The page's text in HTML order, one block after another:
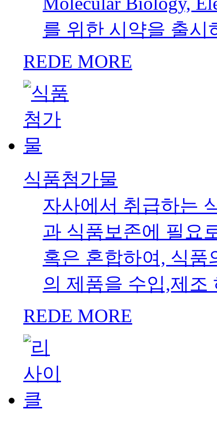
를 위한 시약을 출시
REDE MORE
식품첨가물
자사에서 취급하는
과 식품보존에 필요
혹은 혼합하여, 식품
의 제품을 수입,제조
REDE MORE